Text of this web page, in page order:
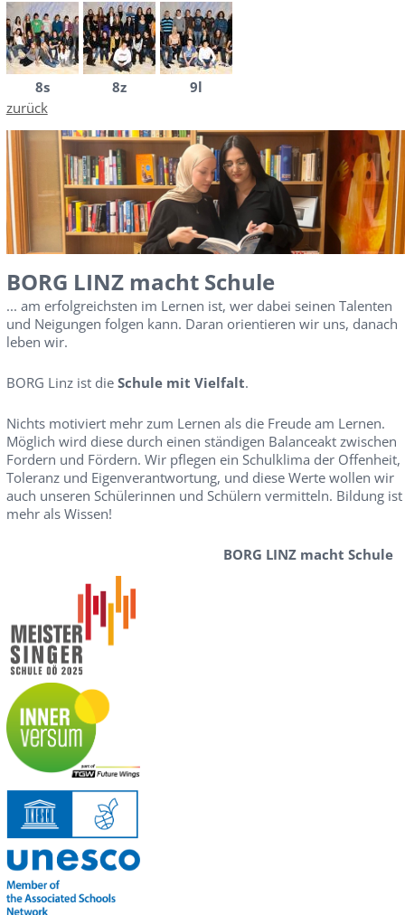
8s 8z
9l
zurück
BORG LINZ macht Schule
... am erfolgreichsten im Lernen ist, wer dabei seinen Talenten
und Neigungen folgen kann. Daran orientieren wir uns, danach
leben wir.
BORG Linz ist die Schule mit Vielfalt.
Nichts motiviert mehr zum Lernen als die Freude am Lernen.
Möglich wird diese durch einen ständigen Balanceakt zwischen
Fordern und Fördern. Wir pflegen ein Schulklima der Offenheit,
Toleranz und Eigenverantwortung, und diese Werte wollen wir
auch unseren Schülerinnen und Schülern vermitteln. Bildung ist
mehr als Wissen!
BORG LINZ macht Schule